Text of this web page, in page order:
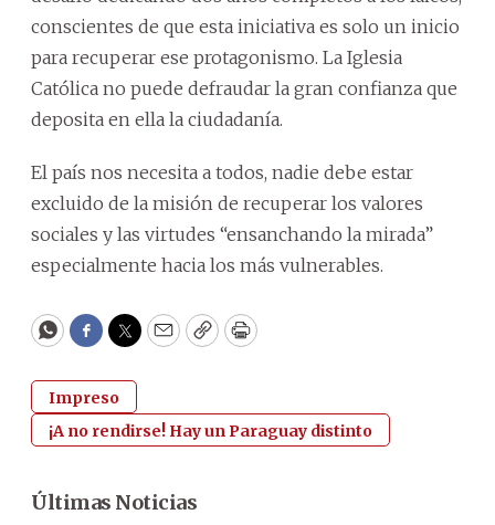
conscientes de que esta iniciativa es solo un inicio
para recuperar ese protagonismo. La Iglesia
Católica no puede defraudar la gran confianza que
deposita en ella la ciudadanía.
El país nos necesita a todos, nadie debe estar
excluido de la misión de recuperar los valores
sociales y las virtudes “ensanchando la mirada”
especialmente hacia los más vulnerables.
WhatsApp
Facebook
Twitter
EmailCopyPrint
Impreso
¡A no rendirse! Hay un Paraguay distinto
Últimas Noticias